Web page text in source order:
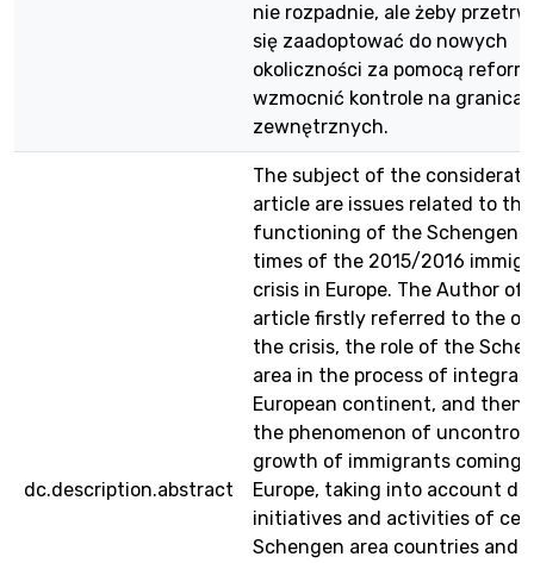
nie rozpadnie, ale żeby
się zaadoptować do nowych
okoliczności za pomocą reform
wzmocnić kontrole na
zewnętrznych.
dc.description.abstract
The subject of the
article are issues related to the
functioning of the Schengen
times of the 2015/2016
crisis in Europe. The Author of
article firstly referred to the
the crisis, the role of the
area in the process of
European continent, and then
the phenomenon of
growth of immigrants coming
Europe, taking into account
initiatives and activities of
Schengen area countries and